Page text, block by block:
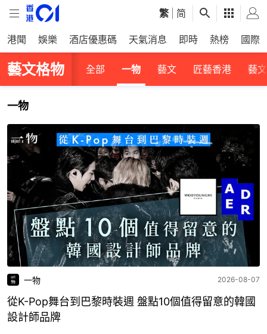
繁 简
港聞 娛樂 酒店優惠碼 天氣消息 即時 熱榜 國際
藝文格物 全部 一物 藝文 匠藝香港 藝
一物
一物 2026-08-07
從K-Pop舞台到巴黎時裝週 盤點10個值得留意的韓國
設計師品牌